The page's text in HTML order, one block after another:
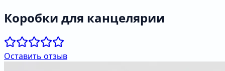
Коробки для канцелярии
Оставить отзыв